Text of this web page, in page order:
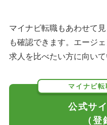
マイナビ転職もあわせて
も確認できます。エージ
求人を比べたい方に向いて
マイナビ転
公式サ
（登